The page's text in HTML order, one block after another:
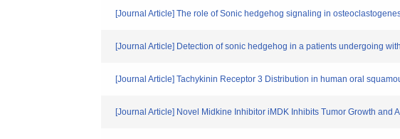
[Journal Article] The role of Sonic hedgehog signaling in
[Journal Article] Detection of sonic hedgehog in a patients undergoing
[Journal Article] Tachykinin Receptor 3 Distribution in human oral
[Journal Article] Novel Midkine Inhibitor iMDK Inhibits Tumor Growth